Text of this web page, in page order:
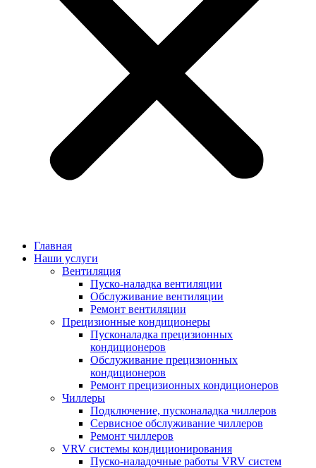
Главная
Наши услуги
Вентиляция
Пуско-наладка вентиляции
Обслуживание вентиляции
Ремонт вентиляции
Прецизионные кондиционеры
Пусконаладка прецизионных
кондиционеров
Обслуживание прецизионных
кондиционеров
Ремонт прецизионных кондиционеров
Чиллеры
Подключение, пусконаладка чиллеров
Сервисное обслуживание чиллеров
Ремонт чиллеров
VRV системы кондиционирования
Пуско-наладочные работы VRV систем